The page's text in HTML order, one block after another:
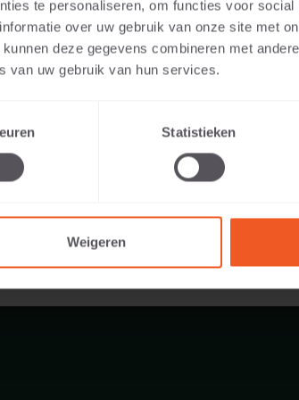
te personaliseren, om functies voor
over uw gebruik van onze site met
deze gegevens combineren met
van uw gebruik van hun services.
Statistieken
Weigeren